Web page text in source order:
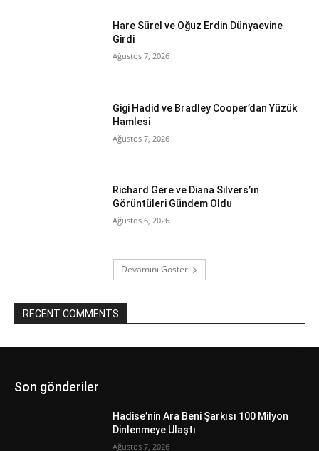
Hare Sürel ve Oğuz Erdin Dünyaevine
Girdi
Ağustos 7, 2026
Gigi Hadid ve Bradley Cooper’dan Yüzük
Hamlesi
Ağustos 7, 2026
Richard Gere ve Diana Silvers’ın
Görüntüleri Gündem Oldu
Ağustos 6, 2026
Devamını Göster
RECENT COMMENTS
Son gönderiler
Hadise’nin Ara Beni Şarkısı 100 Milyon
Dinlenmeye Ulaştı
Ağustos 7, 2026